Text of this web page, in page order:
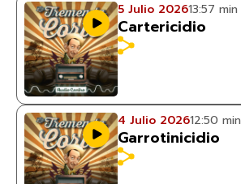
5 Julio 202613:57 min
Cartericidio
4 Julio 202612:50 min
Garrotinicidio